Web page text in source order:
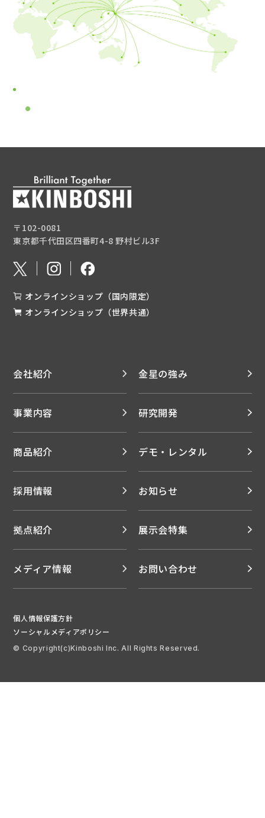
〒102-0081
東京都千代田区四番町4-8 野村ビル3F
オンラインショップ（国内限定）
オンラインショップ（世界共通）
会社紹介 金星の強み
事業内容 研究開発
商品紹介 デモ・レンタル
採用情報 お知らせ
拠点紹介 展示会特集
メディア情報 お問い合わせ
個人情報保護方針
ソーシャルメディアポリシー
© Copyright(c)Kinboshi Inc. All Rights Reserved.